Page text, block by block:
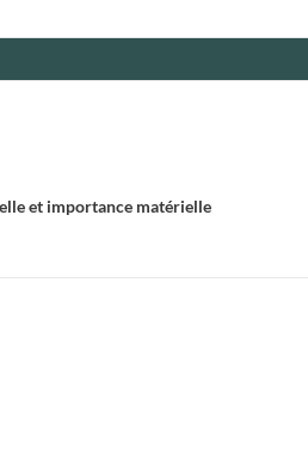
et importance matérielle